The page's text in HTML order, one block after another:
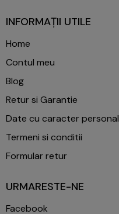
INFORMAȚII UTILE
Home
Contul meu
Blog
Retur si Garantie
Date cu caracter personal
Termeni si conditii
Formular retur
URMARESTE-NE
Facebook